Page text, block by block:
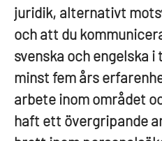
juridik, alternativt
och att du
svenska och engelska
minst fem års
arbete inom området
haft ett övergripande